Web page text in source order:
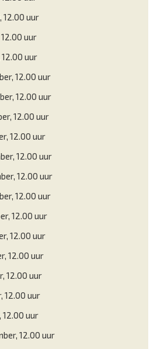
12.00 uur
uur
uur
12.00 uur
12.00 uur
12.00 uur
12.00 uur
12.00 uur
12.00 uur
12.00 uur
12.00 uur
12.00 uur
12.00 uur
12.00 uur
12.00 uur
uur
12.00 uur